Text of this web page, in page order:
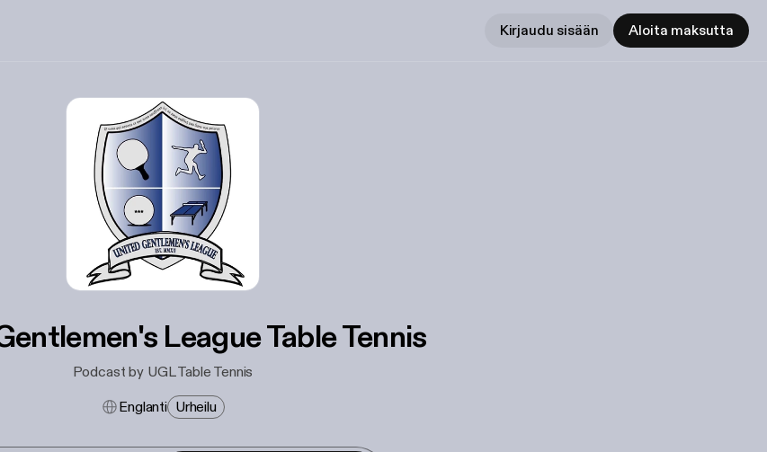
Kirjaudu sisään Aloita maksutta
League Table Tennis
Podcast by UGL Table Tennis
Englanti Urheilu